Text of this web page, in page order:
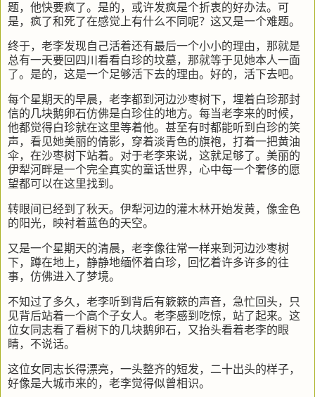
题，他快要疯了。是的，或许发疯是个折衷的好办法。可
是，疯了和死了在感觉上有什么不同呢？这又是一个难题。
终于，老李发现自己活着还有最后一个小小的理由，那就是
总有一天要回四川看看白珍的坟墓，那就等于见她本人一面
了。是的，这是一个足够活下去的理由。好的，活下去吧。
每个星期天的早晨，老李都到河边沙枣树下，埋着白珍那封
信的几块鹅卵石仿佛是白珍住的地方。每当老李来的时候，
他都觉得白珍就在这里等着他。甚至有时都能听到白珍的笑
声，看见她美丽的倩影，穿着淡青色的旗袍，打着一把黄油
伞，在沙枣树下站着。对于老李来说，这就足够了。美丽的
伊犁河畔是一个完全真实的童话世界，心中每一个奢侈的愿
望都可以在这里找到。
转眼间已经到了秋天。伊犁河边的灌木林开始发黄，像金色
的阳光，映衬着蓝色的天空。
又是一个星期天的清晨，老李像往常一样来到河边沙枣树
下，蹲在地上，静静地缅怀着白珍，回忆着许多许多的往
事，仿佛进入了梦境。
不知过了多久，老李听到背后有簌簌的声音，急忙回头，只
见背后站着一个高个子女人。老李感到吃惊，站了起来。这
位女同志看了看树下的几块鹅卵石，又抬头看着老李的眼
睛，不说话。
这位女同志长得漂亮，一头整齐的短发，二十出头的样子，
好像是大城市来的，老李觉得似曾相识。